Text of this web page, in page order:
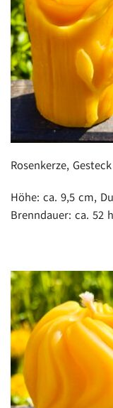
Rosenkerze, Gesteck
Höhe: ca. 9,5 cm,
Brenndauer: ca. 52 h